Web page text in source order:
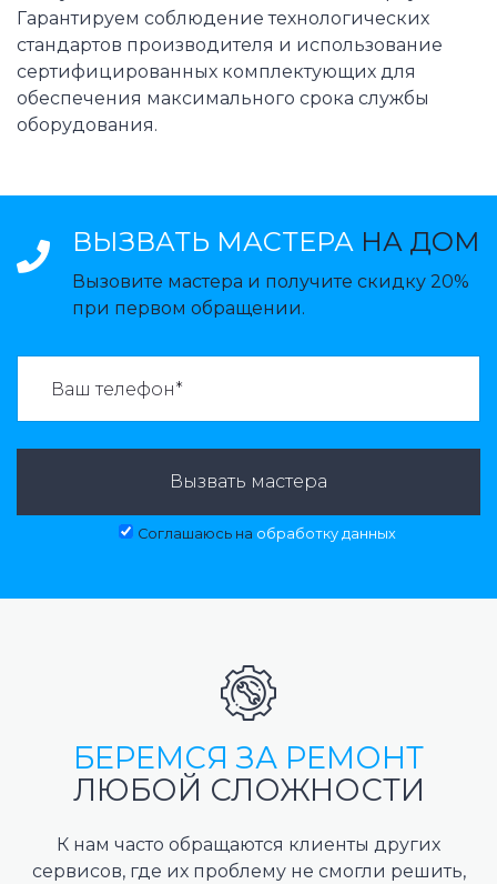
Гарантируем соблюдение технологических
стандартов производителя и использование
сертифицированных комплектующих для
обеспечения максимального срока службы
оборудования.
ВЫЗВАТЬ МАСТЕРА НА ДОМ
Вызовите мастера и получите скидку 20%
при первом обращении.
Вызвать мастера
Соглашаюсь на обработку данных
БЕРЕМСЯ ЗА РЕМОНТ
ЛЮБОЙ СЛОЖНОСТИ
К нам часто обращаются клиенты других
сервисов, где их проблему не смогли решить,